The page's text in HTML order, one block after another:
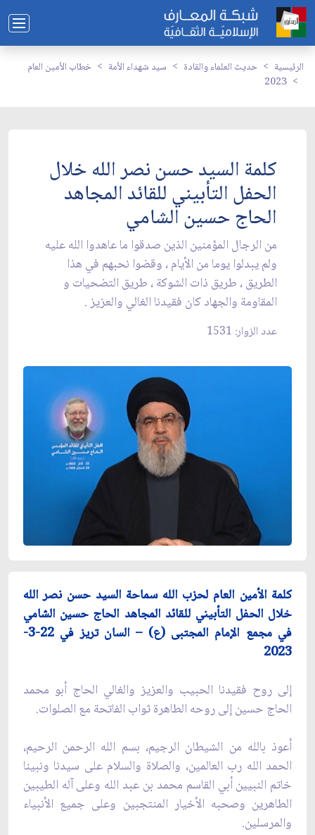
الرئيسية حديث العلماء والقادة سيد شهداء الأمة
خطاب الأمين العام
2023
كلمة السيد حسن نصر الله خلال
الحفل التأبيني للقائد المجاهد
الحاج حسين الشامي
من الرجال المؤمنين الذين صدقوا ما عاهدوا الله عليه
ولم يبدلوا يوما من الأيام ، وقضوا نحبهم في هذا
‏الطريق ، طريق ذات الشوكة ، طريق التضحيات و
المقاومة والجهاد كان فقيدنا الغالي والعزيز . ‏
عدد الزوار: 1531
كلمة الأمين العام لحزب الله سماحة السيد حسن نصر الله
خلال الحفل التأبيني للقائد المجاهد الحاج حسين الشامي
في مجمع الإمام المجتبى (ع) – السان تريز في 22-3-
2023
إلى روح فقيدنا الحبيب والعزيز والغالي الحاج أبو محمد
الحاج حسين إلى روحه الطاهرة ثواب الفاتحة ‏مع الصلوات.‏
أعوذ بالله من الشيطان الرجيم، بسم الله الرحمن الرحيم،
الحمد الله رب العالمين، والصلاة والسلام على سيدنا ونبينا
خاتم النبيين أبي القاسم محمد بن عبد الله وعلى آله الطيبين
الطاهرين وصحبه الأخيار المنتجبين وعلى جميع الأنبياء
والمرسلين.